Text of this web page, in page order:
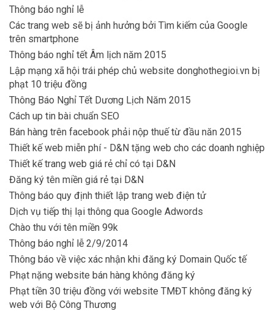
Thông báo nghỉ lễ
Các trang web sẽ bị ảnh hưởng bởi Tìm kiếm của Google
trên smartphone
Thông báo nghỉ tết Âm lịch năm 2015
Lập mạng xã hội trái phép chủ website donghothegioi.vn bị
phạt 10 triệu đồng
Thông Báo Nghỉ Tết Dương Lịch Năm 2015
Cách up tin bài chuẩn SEO
Bán hàng trên facebook phải nộp thuế từ đầu năn 2015
Thiết kế web miễn phí - D&N tặng web cho các doanh nghiệp
Thiết kế trang web giá rẻ chỉ có tại D&N
Đăng ký tên miền giá rẻ tại D&N
Thông báo quy định thiết lập trang web điện tử
Dịch vụ tiếp thị lại thông qua Google Adwords
Chào thu với tên miền 99k
Thông báo nghỉ lễ 2/9/2014
Thông báo về việc xác nhận khi đăng ký Domain Quốc tế
Phạt nặng website bán hàng không đăng ký
Phạt tiền 30 triệu đồng với website TMĐT không đăng ký
web với Bộ Công Thương